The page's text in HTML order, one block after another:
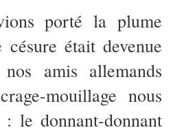
porté la plume
césure était devenue
amis allemands
mouillage nous
: le donnant-donnant